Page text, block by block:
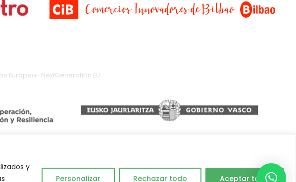
y
Personalizar Rechazar todo Aceptar todo
Europea- NextGeneration EU
reservados.